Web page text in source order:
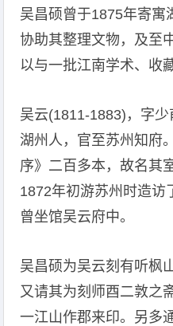
吴昌硕曾于1875年寄寓
协助其整理文物，及至
以与一批江南学术、收
吴云(1811-1883)，字少
湖州人，官至苏州知府
序》二百多本，故名其
1872年初游苏州时造访
曾坐馆吴云府中。
吴昌硕为吴云刻有听枫
又请其为刻师酉二敦之
一江山作郡来印。另多